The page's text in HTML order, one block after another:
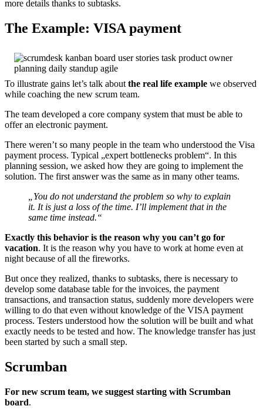
more details thanks to subtasks.
The Example: VISA payment
To illustrate gains let’s talk about the real life example we observed
while coaching the new scrum team.
The team developed a core company system that must be able to
offer an electronic payment.
There weren’t so many people in the team who understood the Visa
payment process. Typical „expert bottlenecks problem“. In this
planning session, we asked how they are going to implement the
solution. The first answer was the same as in many other teams.
„You do not understand the problem so why to explain
it. It is just a loss of the time. I’ll implement that in the
same time instead.“
Exactly this behavior is the reason why you can’t go for
vacation. It is the reason why you have to work at home even at
night because of all the fireworks.
But once they realized, thanks to subtasks, there is necessary to
develop some database table for the invoices, the payment
transactions, and transaction status, suddenly more developers were
willing to do that even without knowledge of the VISA payment
process. Testers understood how the solution will be built and what
exactly needs to be tested and how. The knowledge transfer has just
been started by such a small step.
Scrumban
For new scrum team, we suggest starting with Scrumban
board.